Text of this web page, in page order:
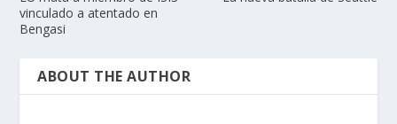
vinculado a atentado en
Bengasi
ABOUT THE AUTHOR